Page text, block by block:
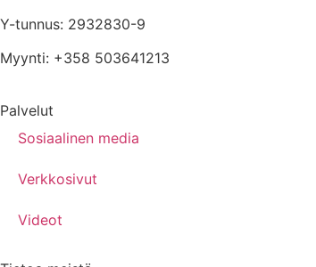
Y-tunnus: 2932830-9
Myynti: +358 503641213
Palvelut
Sosiaalinen media
Verkkosivut
Videot